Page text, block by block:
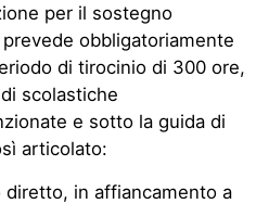
per il sostegno
obbligatoriamente
di tirocinio di 300 ore,
scolastiche
e sotto la guida di
articolato:
in affiancamento a